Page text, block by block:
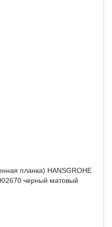
планка) HANSGROHE
черный матовый